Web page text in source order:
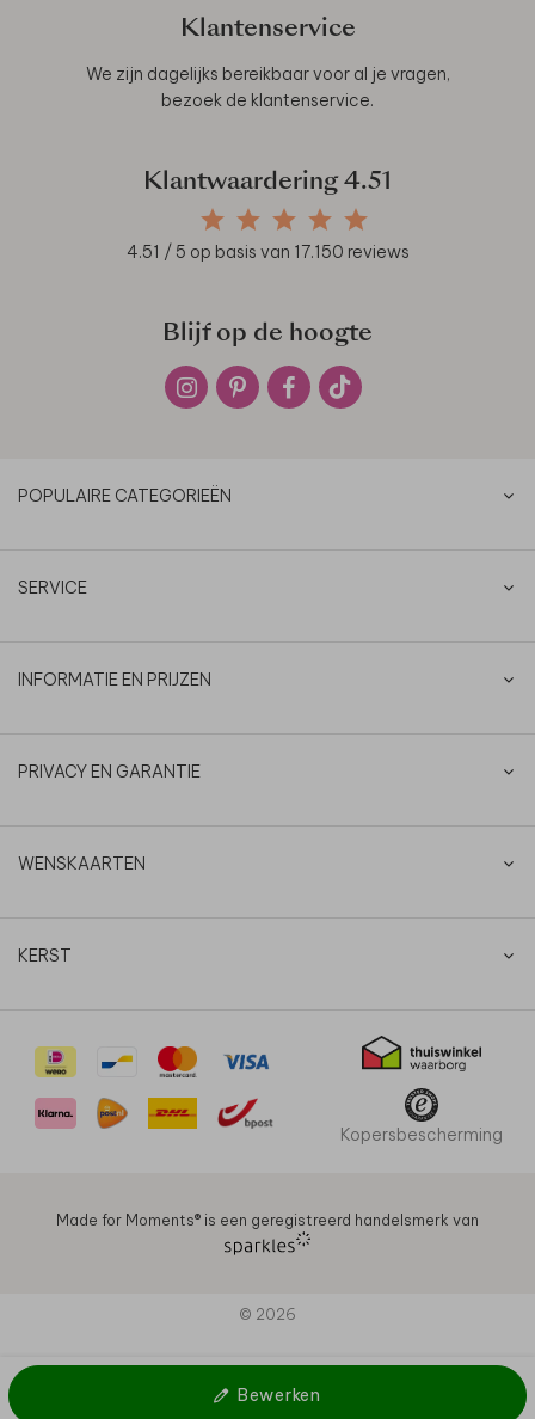
Bewerken
Klantenservice
We zijn dagelijks bereikbaar voor al je vragen,
bezoek de klantenservice.
Klantwaardering 4.51
4.51 / 5 op basis van 17.150 reviews
Blijf op de hoogte
POPULAIRE CATEGORIEËN
SERVICE
INFORMATIE EN PRIJZEN
PRIVACY EN GARANTIE
WENSKAARTEN
KERST
Kopersbescherming
Made for Moments®️ is een geregistreerd handelsmerk van
© 2026